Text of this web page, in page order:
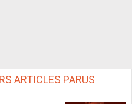
ARTICLES PARUS